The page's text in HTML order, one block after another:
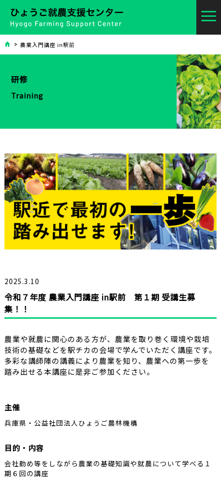
農業入門講座 in駅前
研修
Training
2025.3.10
令和７年度 農業入門講座 in駅前 第１期 受講生募
集！！
農業や就農に関心のある方が、農業を取り巻く環境や栽培
技術の基礎などを駅チカの会場で学んでいただく講座です。
多彩な講師陣の講義により農業を知り、農業への第一歩を
踏み出せる本講座に是非ご参加ください。
主催
兵庫県・公益社団法人ひょうご農林機構
目的・内容
会社勤め等をしながら農業の基礎知識や就農について学べる１
期６回の講座